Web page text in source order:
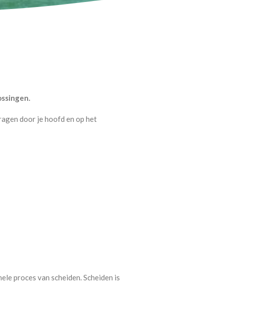
door je hoofd en op het
proces van scheiden. Scheiden is